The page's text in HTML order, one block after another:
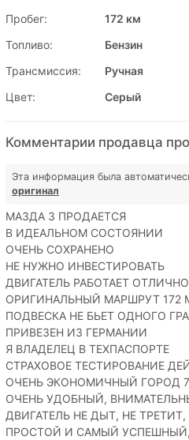
Пробег:
172 км
Топливо:
Бензин
Трансмиссия:
Ручная
Цвет:
Серый
Комментарии продавца
Эта информация была
оригинал
МАЗДА 3 ПРОДАЕТСЯ
В ИДЕАЛЬНОМ СОСТОЯНИИ
ОЧЕНЬ СОХРАНЕНО
НЕ НУЖНО ИНВЕСТИРОВАТЬ
ДВИГАТЕЛЬ РАБОТАЕТ ОТЛИЧНО
ОРИГИНАЛЬНЫЙ МАРШРУТ 172
ПОДВЕСКА НЕ БЬЕТ ОДНОГО
ПРИВЕЗЕН ИЗ ГЕРМАНИИ
Я ВЛАДЕЛЕЦ В ТЕХПАСПОРТЕ
СТРАХОВОЕ ТЕСТИРОВАНИЕ
ОЧЕНЬ ЭКОНОМИЧНЫЙ ГОРОД
ОЧЕНЬ УДОБНЫЙ,
ДВИГАТЕЛЬ НЕ ДЫТ, НЕ
ПРОСТОЙ И САМЫЙ УСПЕШНЫЙ,